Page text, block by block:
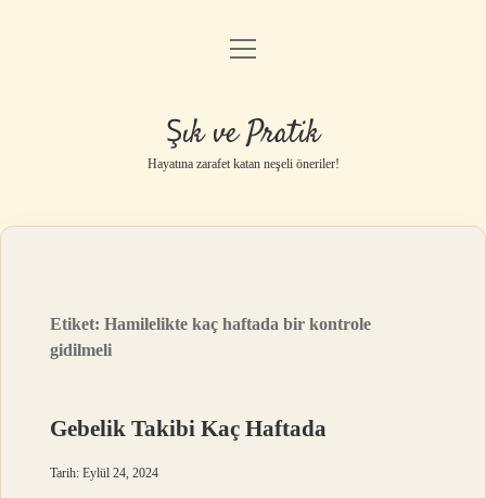
Anasayfa
Yasal Uyarı
menüyü
Şık ve Pratik
Hayatına zarafet katan neşeli öneriler!
Etiket:Hamilelikte kaç haftada bir kontrole
gidilmeli
Gebelik Takibi Kaç Haftada
Tarih: Eylül 24, 2024